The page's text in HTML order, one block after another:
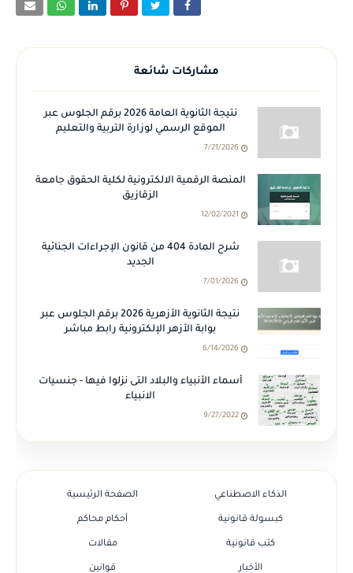
مشاركات شائعة
نتيجة الثانوية العامة 2026 برقم الجلوس عبر
الموقع الرسمي لوزارة التربية والتعليم
7/21/2026
المنصة الرقمية الالكترونية لكلية الحقوق جامعة
الزقازيق
12/02/2021
شرح المادة 404 من قانون الإجراءات الجنائية
الجديد
7/01/2026
نتيجة الثانوية الأزهرية 2026 برقم الجلوس عبر
بوابة الأزهر الإلكترونية رابط مباشر
6/14/2026
أسماء الأنبياء والبلاد التى نزلوا فيها - جنسيات
الانبياء
9/27/2022
الصفحة الرئيسية الذكاء الاصطناعي
أحكام محاكم كبسولة قانونية
مقالات كتب قانونية
قوانين الأخبار